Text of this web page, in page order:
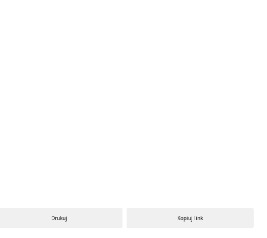
Drukuj Kopiuj link